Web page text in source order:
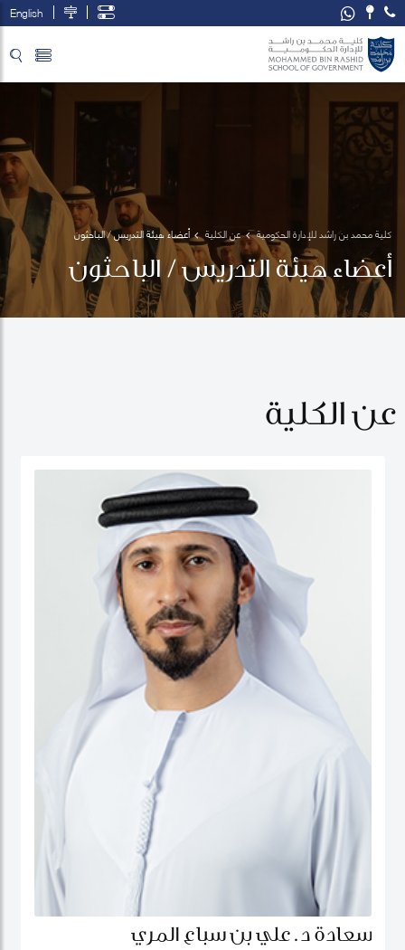
English
كلية محمد بن راشد للإدارة الحكومية عن الكلية أعضاء هيئة التدريس / الباحثون
أعضاء هيئة التدريس / الباحثون
عن الكلية
سعادة د. علي بن سباع المري